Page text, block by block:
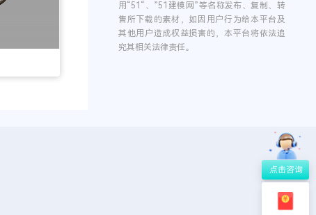
用“51“、”51建模网”等名称发布、复制、转
售所下载的素材，如因用户行为给本平台及
其他用户造成权益损害的，本平台将依法追
究其相关法律责任。